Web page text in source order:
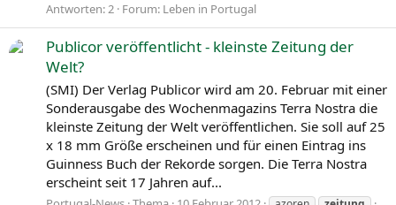
Antworten: 2 Forum: Leben in Portugal
Publicor veröffentlicht - kleinste Zeitung der
Welt?
(SMI) Der Verlag Publicor wird am 20. Februar mit einer
Sonderausgabe des Wochenmagazins Terra Nostra die
kleinste Zeitung der Welt veröffentlichen. Sie soll auf 25
x 18 mm Größe erscheinen und für einen Eintrag ins
Guinness Buch der Rekorde sorgen. Die Terra Nostra
erscheint seit 17 Jahren auf...